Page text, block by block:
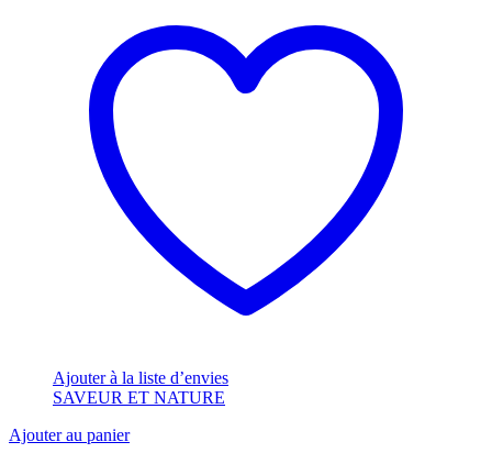
Ajouter à la liste d’envies
SAVEUR ET NATURE
Ajouter au panier